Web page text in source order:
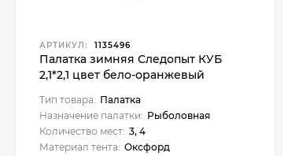
АРТИКУЛ: 1135496
Палатка зимняя Следопыт КУБ
2,1*2,1 цвет бело-оранжевый
Тип товара: Палатка
Назначение палатки: Рыболовная
Количество мест: 3, 4
Материал тента: Оксфорд